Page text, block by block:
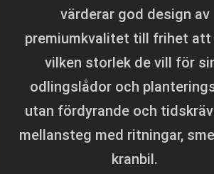
värderar god design av
premiumkvalitet till frihet att
vilken storlek de vill för
odlingslådor och
utan fördyrande och
mellansteg med ritningar,
kranbil.